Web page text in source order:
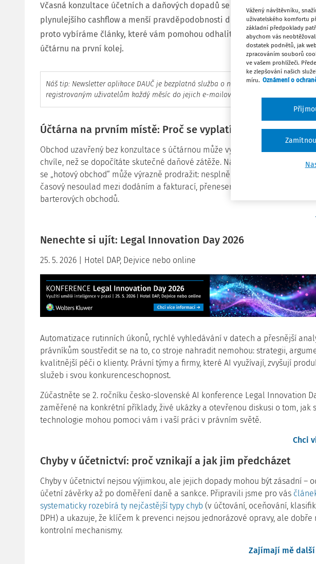
Včasná konzultace účetních a daňových dopadů se v praxi přímo promítá
plynulejšího cashflow a menší pravděpodobnosti doměrků či pokut. V
proto vybíráme články, které vám pomohou odhalit slabá místa v
účtárnu na první kolej.
Náš tip: Newsletter aplikace DAUČ je bezplatná služba o novém obsahu aplikace,
registrovaným uživatelům každý měsíc do jejich e-mailových schránek.
Účtárna na prvním místě: Proč se vyplatí zapojit ji co
Obchod uzavřený bez konzultace s účtárnou může vypadat jako úspěch.
chvíle, než se dopočítáte skutečné daňové zátěže. Náš článek ukazuje na
se „hotový obchod“ může výrazně prodražit: nesplněné podmínky pro
časový nesoulad mezi dodáním a fakturací, přenesená daňová povinnost
barterových obchodů.
Nenechte si ujít: Legal Innovation Day 2026
25. 5. 2026 | Hotel DAP, Dejvice nebo online
Automatizace rutinních úkonů, rychlé vyhledávání v datech a přesnější
právníkům soustředit se na to, co stroje nahradit nemohou: strategii,
kvalitnější péči o klienty. Právní týmy a firmy, které AI využívají, zvyšují
služeb i svou konkurenceschopnost.
Zúčastněte se 2. ročníku česko-slovenské AI konference Legal Innovation
zaměřené na konkrétní příklady, živé ukázky a otevřenou diskusi o tom, jak
technologie mohou pomoci vám i vaší práci v právním světě.
Chci
Chyby v účetnictví: proč vznikají a jak jim předcházet
Chyby v účetnictví nejsou výjimkou, ale jejich dopady mohou být zásadní –
účetní závěrky až po doměření daně a sankce. Připravili jsme pro vás
systematicky rozebírá ty nejčastější typy chyb (v účtování, oceňování,
DPH) a ukazuje, že klíčem k prevenci nejsou jednorázové opravy, ale
kontrolní mechanismy.
Zajímají mě další
Vážený návštěvníku,
uživatelského komfortu
základní předpoklady
abychom vás
dostatek podnětů, jak
zpracováním souborů
ve vašem prohlížeči.
ke zlepšování našich
míru. Oznámení o